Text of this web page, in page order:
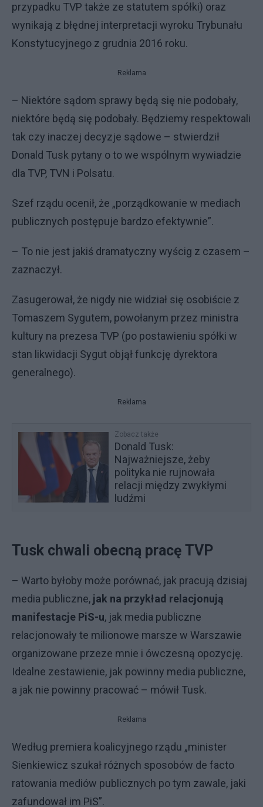
przypadku TVP także ze statutem spółki) oraz
wynikają z błędnej interpretacji wyroku Trybunału
Konstytucyjnego z grudnia 2016 roku.
Reklama
– Niektóre sądom sprawy będą się nie podobały,
niektóre będą się podobały. Będziemy respektowali
tak czy inaczej decyzje sądowe – stwierdził
Donald Tusk pytany o to we wspólnym wywiadzie
dla TVP, TVN i Polsatu.
Szef rządu ocenił, że „porządkowanie w mediach
publicznych postępuje bardzo efektywnie”.
– To nie jest jakiś dramatyczny wyścig z czasem –
zaznaczył.
Zasugerował, że nigdy nie widział się osobiście z
Tomaszem Sygutem, powołanym przez ministra
kultury na prezesa TVP (po postawieniu spółki w
stan likwidacji Sygut objął funkcję dyrektora
generalnego).
Reklama
Zobacz także
Donald Tusk:
Najważniejsze, żeby
polityka nie rujnowała
relacji między zwykłymi
ludźmi
Tusk chwali obecną pracę TVP
– Warto byłoby może porównać, jak pracują dzisiaj
media publiczne, jak na przykład relacjonują
manifestacje PiS-u, jak media publiczne
relacjonowały te milionowe marsze w Warszawie
organizowane przeze mnie i ówczesną opozycję.
Idealne zestawienie, jak powinny media publiczne,
a jak nie powinny pracować – mówił Tusk.
Reklama
Według premiera koalicyjnego rządu „minister
Sienkiewicz szukał różnych sposobów de facto
ratowania mediów publicznych po tym zawale, jaki
zafundował im PiS”.